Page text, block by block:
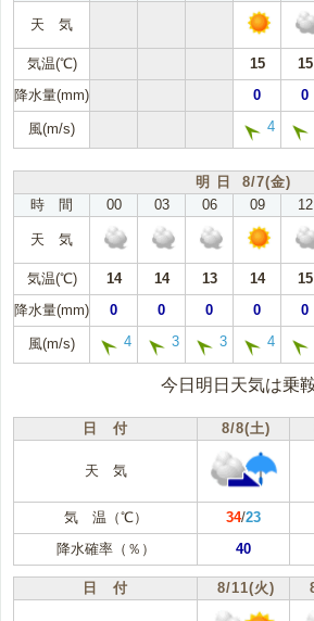
天 気
気温(℃) 15 15
降水量(mm)
0 0
風(m/s) 4
明 日 8/7(金)
時 間
00 03 06 09 12
天 気
気温(℃) 14 14 13 14 15
降水量(mm)
0 0 0 0 0
風(m/s) 4 3 3 4
今日明日天気は乗
日 付 8/8(土)
天 気
気 温（℃） 34/23
降水確率（％）
40
日 付 8/11(火)